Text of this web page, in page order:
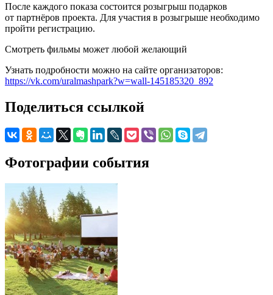
После каждого показа состоится розыгрыш подарков
от партнёров проекта. Для участия в розыгрыше необходимо
пройти регистрацию.
Смотреть фильмы может любой желающий
Узнать подробности можно на сайте организаторов:
https://vk.com/uralmashpark?w=wall-145185320_892
Поделиться ссылкой
Фотографии события